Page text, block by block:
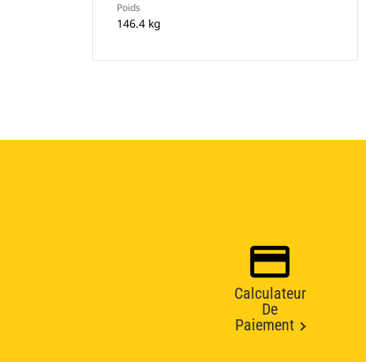
Poids
146.4 kg
Calculateur
De
Paiement